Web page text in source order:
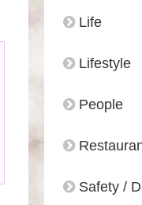
Life
Lifestyle
People
Safety /